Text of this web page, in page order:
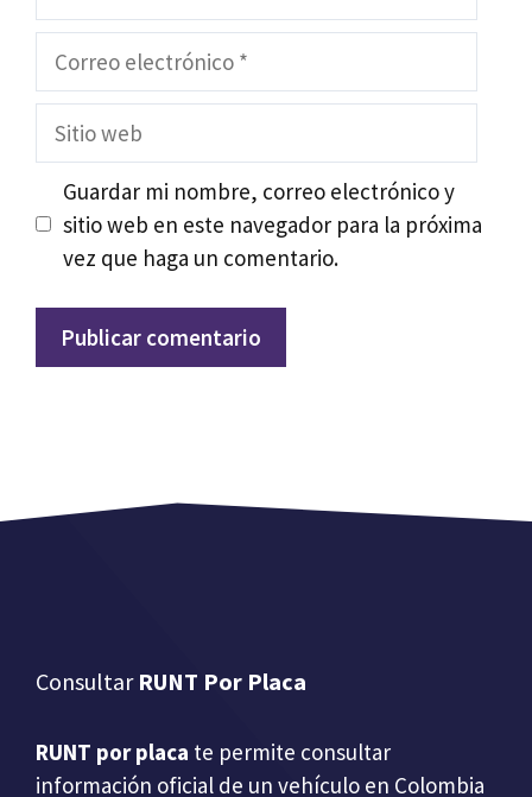
Sitio
Guardar mi nombre, correo electrónico y
sitio web en este navegador para la próxima
vez que haga un comentario.
Consultar RUNT Por Placa
RUNT por placa te permite consultar
información oficial de un vehículo en Colombia